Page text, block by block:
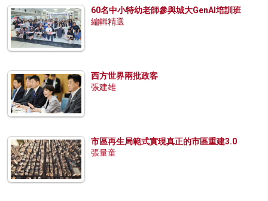
60名中小特幼老師參與城大GenAI培訓班
編輯精選
西方世界兩批政客
張建雄
市區再生局範式實現真正的市區重建3.0
張量童